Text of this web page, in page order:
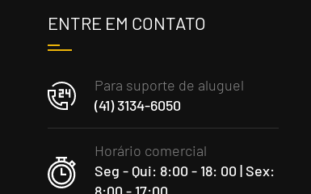
ENTRE EM CONTATO
Para suporte de aluguel
(41) 3134-6050
Horário comercial
Seg - Qui: 8:00 - 18: 00 | Sex: